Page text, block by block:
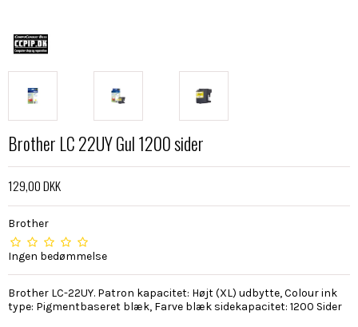
Brother LC 22UY Gul 1200 sider
129,00 DKK
Brother
Ingen bedømmelse
Brother LC-22UY. Patron kapacitet: Højt (XL) udbytte, Colour ink
type: Pigmentbaseret blæk, Farve blæk sidekapacitet: 1200 Sider